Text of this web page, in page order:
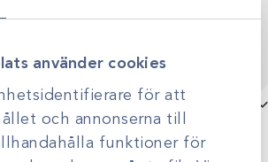
använder cookies
för att
och annonserna till
funktioner för